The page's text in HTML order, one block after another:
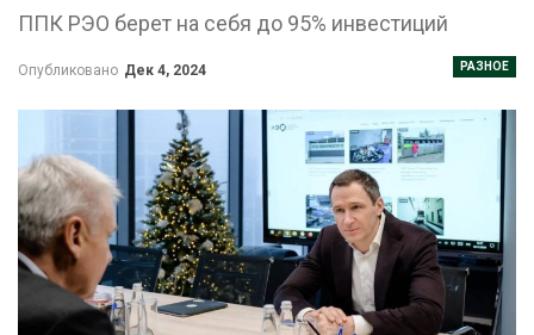
ППК РЭО берет на себя до 95% инвестиций
РАЗНОЕ
Опубликовано Дек 4, 2024